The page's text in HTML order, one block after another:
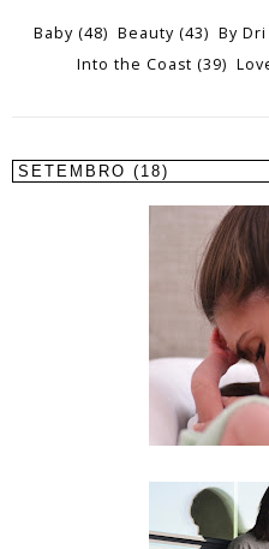
Baby (48) Beauty (43) By Dri
Into the Coast (39)